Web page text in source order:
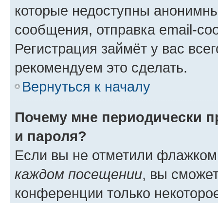
которые недоступны
сообщения, отправка email-
Регистрация займёт у вас
рекомендуем это сделать.
Вернуться к началу
Почему мне периодически
и пароля?
Если вы не отметили
каждом посещении, вы
конференции только